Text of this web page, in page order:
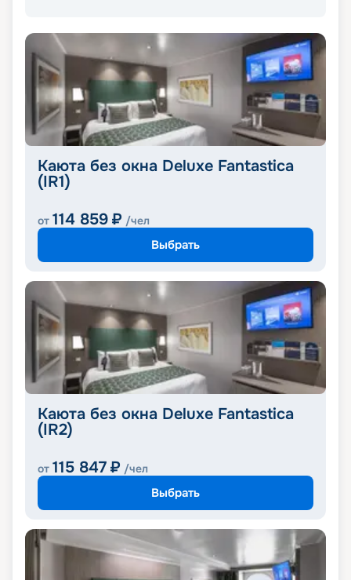
Каюта без окна Deluxe Fantastica
(IR1)
от 114 859 ₽ /чел
Выбрать
Каюта без окна Deluxe Fantastica
(IR2)
от 115 847 ₽ /чел
Выбрать